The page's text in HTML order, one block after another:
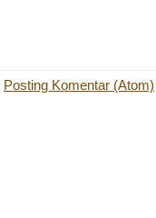
Posting Komentar (Atom)